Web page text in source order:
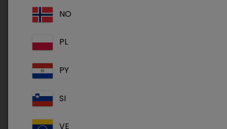
sur la maladie, rendez-vous sur :
Cushing's Connect
vétérinaires désireux de tout connaître de la
maladie. Vous pouvez y retrouver l'ensemble
des documents et outils que nous mettons à
votre disposition pour poser votre diagnostic,
mettre en place un traitement, et communiquer
auprès des propriétaires.
NO
PL
PY
SI
VE